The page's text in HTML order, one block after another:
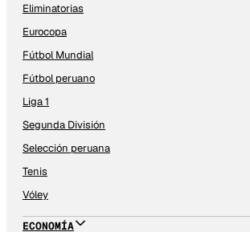
Eliminatorias
Eurocopa
Fútbol Mundial
Fútbol peruano
Liga 1
Segunda División
Selección peruana
Tenis
Vóley
ECONOMÍA